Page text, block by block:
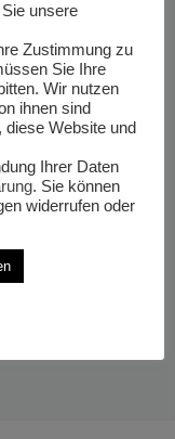
unsere
Zustimmung zu
Sie Ihre
Wir nutzen
ihnen sind
diese Website und
Ihrer Daten
. Sie können
widerrufen oder